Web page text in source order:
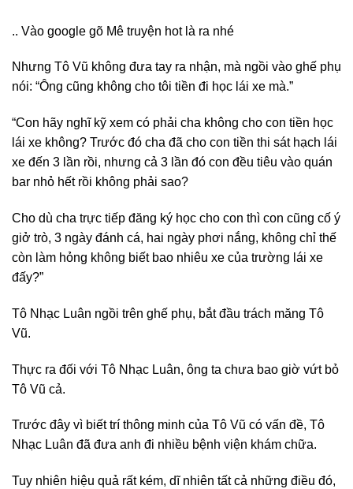
.. Vào google gõ Mê truyện hot là ra nhé
Nhưng Tô Vũ không đưa tay ra nhận, mà ngồi vào ghế phụ
nói: “Ông cũng không cho tôi tiền đi học lái xe mà.”
“Con hãy nghĩ kỹ xem có phải cha không cho con tiền học
lái xe không? Trước đó cha đã cho con tiền thi sát hạch lái
xe đến 3 lần rồi, nhưng cả 3 lần đó con đều tiêu vào quán
bar nhỏ hết rồi không phải sao?
Cho dù cha trực tiếp đăng ký học cho con thì con cũng cố ý
giở trò, 3 ngày đánh cá, hai ngày phơi nắng, không chỉ thế
còn làm hỏng không biết bao nhiêu xe của trường lái xe
đấy?”
Tô Nhạc Luân ngồi trên ghế phụ, bắt đầu trách măng Tô
Vũ.
Thực ra đối với Tô Nhạc Luân, ông ta chưa bao giờ vứt bỏ
Tô Vũ cả.
Trước đây vì biết trí thông minh của Tô Vũ có vấn đề, Tô
Nhạc Luân đã đưa anh đi nhiều bệnh viện khám chữa.
Tuy nhiên hiệu quả rất kém, dĩ nhiên tất cả những điều đó,